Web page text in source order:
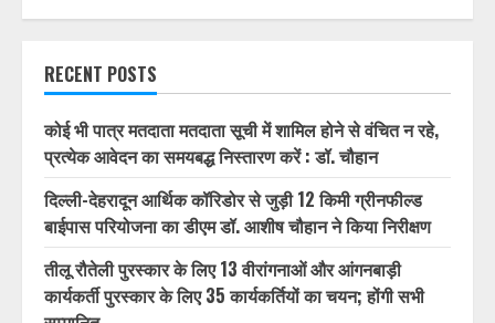
RECENT POSTS
कोई भी पात्र मतदाता मतदाता सूची में शामिल होने से वंचित न रहे,
प्रत्येक आवेदन का समयबद्ध निस्तारण करें : डॉ. चौहान
दिल्ली-देहरादून आर्थिक कॉरिडोर से जुड़ी 12 किमी ग्रीनफील्ड
बाईपास परियोजना का डीएम डॉ. आशीष चौहान ने किया निरीक्षण
तीलू रौतेली पुरस्कार के लिए 13 वीरांगनाओं और आंगनबाड़ी
कार्यकर्ती पुरस्कार के लिए 35 कार्यकर्तियों का चयन; होंगी सभी